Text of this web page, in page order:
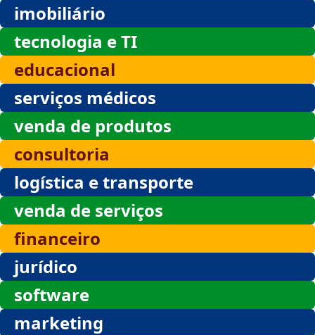
imobiliário
tecnologia e TI
educacional
serviços médicos
venda de produtos
consultoria
logística e transporte
venda de serviços
financeiro
jurídico
software
marketing